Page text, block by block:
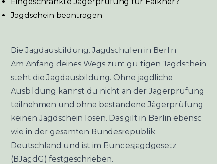
Jagdschein beantragen
Die Jagdausbildung: Jagdschulen in Berlin
Am Anfang deines Wegs zum gültigen Jagdschein
steht die Jagdausbildung. Ohne jagdliche
Ausbildung kannst du nicht an der Jägerprüfung
teilnehmen und ohne bestandene Jägerprüfung
keinen Jagdschein lösen. Das gilt in Berlin ebenso
wie in der gesamten Bundesrepublik
Deutschland und ist im Bundesjagdgesetz
(BJagdG) festgeschrieben.